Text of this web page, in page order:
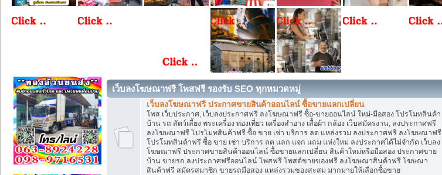
เว็บลงโฆษณาฟรี โพสฟรี รองรับ SEO ทุกหมวดหมู่
เว็บลงโฆษณาฟรี ประกาศขายสินค้าออนไลน์ ซื้อขายแลกเปลี่ยน
โพส เว็บประกาศ, เว็บลงประกาศฟรี ลงโฆษณาฟรี ซื้อ-ขายออนไลน์ ใหม่-มือสอง โปรโมทสินค้า
บ้าน รถ สัตว์เลี้ยง พระเครื่อง ท่องเที่ยว เครื่องสำอาง เสื้อผ้า กล้อง เว็บสมัครงาน, ลงประกาศฟรี
ลงโฆษณาฟรี โปรโมทสินค้าฟรี ซื้อ ขาย เช่า บริการ ลด แหล่งรวม ลงประกาศฟรี ลงโฆษณาฟรี
โปรโมทสินค้าฟรี ซื้อ ขาย เช่า บริการ ลด แลก แจก แถม แห่งใหม่ ลงประกาศได้ไม่จำกัด เว็บลง
โฆษณาฟรี ประกาศขายสินค้าออนไลน์ ซื้อขายแลกเปลี่ยน สินค้าใหม่หรือมือสอง ประกาศขาย
บ้าน ขายรถ.ลงประกาศฟรีออนไลน์ โพสฟรี โพสต์ขายของฟรี ลงโฆษณาสินค้าฟรี โฆษณา
สินค้าฟรี สมัครสมาชิก ขายรถมือสอง แหล่งรวมของสะสม มากมายให้เลือกซื้อขาย